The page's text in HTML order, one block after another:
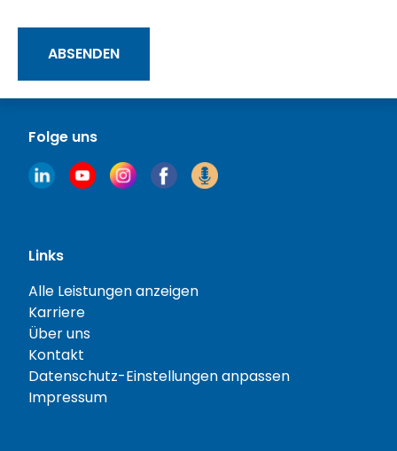
Folge uns
Links
Alle Leistungen anzeigen
Karriere
Über uns
Kontakt
Datenschutz-Einstellungen anpassen
Impressum
ABSENDEN